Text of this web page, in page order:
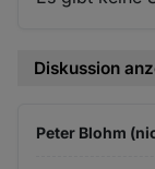
Diskussion
Peter Blohm